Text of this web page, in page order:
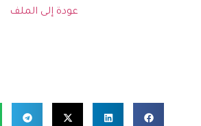
عودة إلى الملف